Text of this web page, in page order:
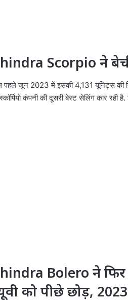
Scorpio ने बेचीं
जून 2023 में इसकी 4,131 यूनिट्स की
स्कॉर्पियो कंपनी की दूसरी बेस्ट सेलिंग कार
Bolero ने फिर
को पीछे छोड़, 2023